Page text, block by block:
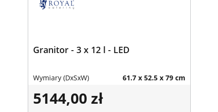
Granitor - 3 x 12 l - LED
Wymiary (DxSxW) 61.7 x 52.5 x 79 cm
5144,00 zł